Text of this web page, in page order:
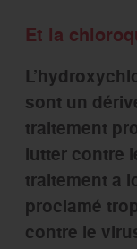
Et la
sont un
traitement
lutter contre
traitement a
proclamé
contre le